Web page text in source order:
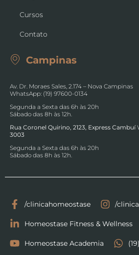
Cursos
Contato
Campinas
Av. Dr. Moraes Sales, 2.174 – Nova Campinas
WhatsApp: (19) 97600-0134
Segunda a Sexta das 6h às 20h
Sábado das 8h às 12h.
Rua Coronel Quirino, 2123, Express Cambuí
3003
Segunda a Sexta das 6h às 20h
Sábado das 8h às 12h.
/clinicahomeostase /
Homeostase Fitness & Wellness
Homeostase Academia